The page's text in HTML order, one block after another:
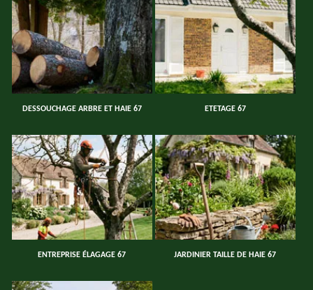
DESSOUCHAGE ARBRE ET HAIE 67 ETETAGE 67
ENTREPRISE ÉLAGAGE 67 JARDINIER TAILLE DE HAIE 67